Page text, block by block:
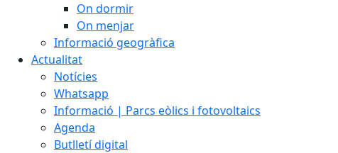
On dormir
On menjar
Informació geogràfica
Actualitat
Notícies
Whatsapp
Informació | Parcs eòlics i fotovoltaics
Agenda
Butlletí digital